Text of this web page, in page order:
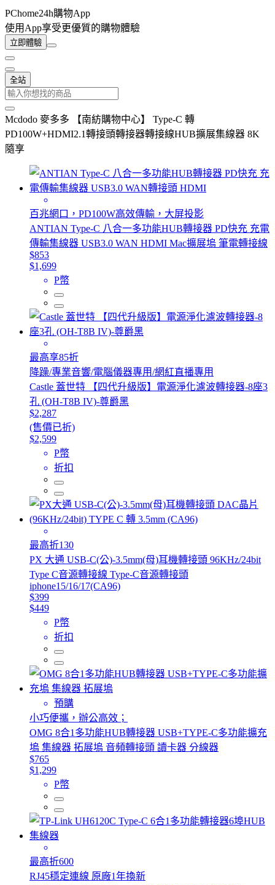
PChome24h購物App
使用App享受更優質的購物體驗
立即體驗
全站
Mcdodo 麥多多 【南紡購物中心】 Type-C 轉
PD100W+HDMI2.1轉接頭轉接器轉接線HUB擴展集線器 8K
隨享
百兆網口，PD100W高效傳輸，大屏投影
ANTIAN Type-C 八合一多功能HUB轉接器 PD快充 充電
傳輸集線器 USB3.0 WAN HDMI Mac擴展塢 筆電轉接線
$853
$1,699
P幣
最高享85折
降躁/專業音響/電腦儀器專用/網紅直播專用
Castle 蓋世特 【四代升級版】電源淨化濾波轉接器-8座3
孔 (OH-T8B IV)-尊爵黑
$2,287
(售價已折)
$2,599
P幣
折扣
最高折130
PX 大通 USB-C(公)-3.5mm(母)耳機轉接頭 96KHz/24bit
Type C音源轉接線 Type-C音源轉接頭
iphone15/16/17(CA96)
$399
$449
P幣
折扣
預購
小巧便攜，辦公高效；
OMG 8合1多功能HUB轉接器 USB+TYPE-C多功能擴充
塢 集線器 拓展塢 音頻轉接頭 讀卡器 分線器
$765
$1,299
P幣
最高折600
RJ45穩定連線 原廠1年換新